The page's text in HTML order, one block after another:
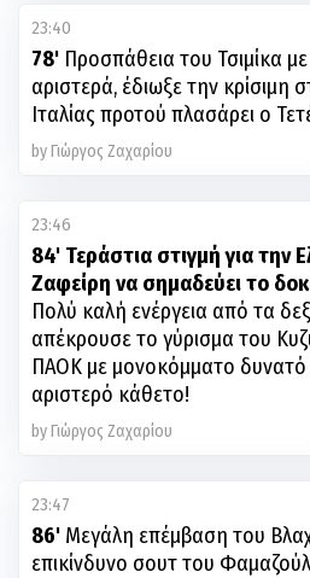
23:40
78' Προσπάθεια του Τσιμίκα
αριστερά, έδιωξε την κρίσιμη
Ιταλίας προτού πλασάρει ο
by Γιώργος Ζαχαρίου
23:46
84' Τεράστια στιγμή για την
Ζαφείρη να σημαδεύει το
Πολύ καλή ενέργεια από τα
απέκρουσε το γύρισμα του
ΠΑΟΚ με μονοκόμματο
αριστερό κάθετο!
by Γιώργος Ζαχαρίου
23:47
86' Μεγάλη επέμβαση του
επικίνδυνο σουτ του